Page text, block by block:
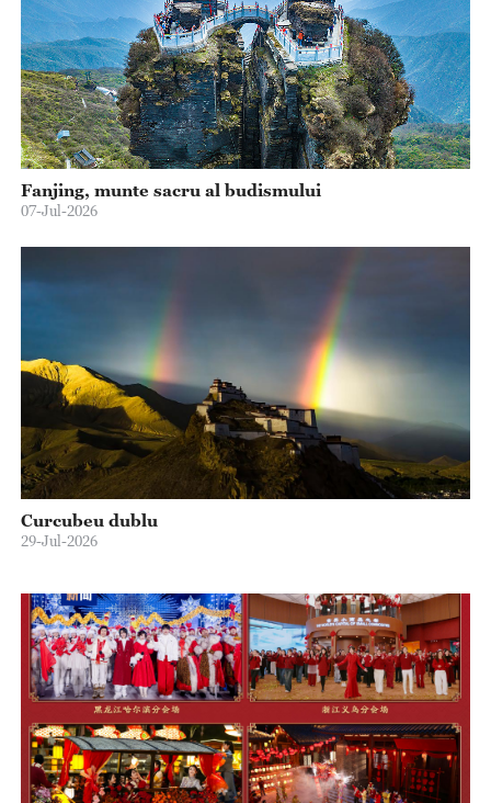
Fanjing, munte sacru al budismului
07-Jul-2026
Curcubeu dublu
29-Jul-2026